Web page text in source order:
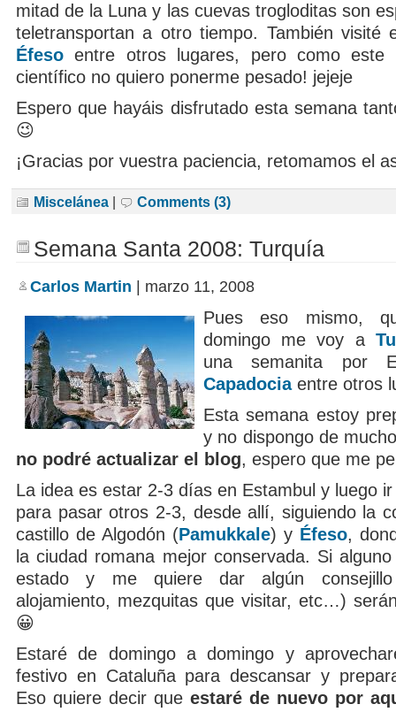
mitad de la Luna y las cuevas trogloditas son
teletransportan a otro tiempo. También visité
Éfeso entre otros lugares, pero como
científico no quiero ponerme pesado! jejeje
Espero que hayáis disfrutado esta semana
😉
¡Gracias por vuestra paciencia, retomamos el
Miscelánea | Comments (3)
Semana Santa 2008: Turquía
Carlos Martin | marzo 11, 2008
Pues eso mismo,
domingo me voy a
una semanita por
Capadociaentre otros
Esta semana estoy
y no dispongo de
no podré actualizar el blog, espero que me
La idea es estar 2-3 días en Estambul y luego
para pasar otros 2-3, desde allí, siguiendo la
castillo de Algodón (Pamukkale) y Éfeso,
la ciudad romana mejor conservada. Si
estado y me quiere dar algún consejillo
alojamiento, mezquitas que visitar, etc…)
😀
Estaré de domingo a domingo y
festivo en Cataluña para descansar y
Eso quiere decir que estaré de nuevo por